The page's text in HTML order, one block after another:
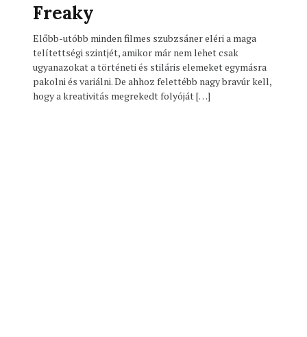
Freaky
Előbb-utóbb minden filmes szubzsáner eléri a maga
telítettségi szintjét, amikor már nem lehet csak
ugyanazokat a történeti és stiláris elemeket egymásra
pakolni és variálni. De ahhoz felettébb nagy bravúr kell,
hogy a kreativitás megrekedt folyóját […]